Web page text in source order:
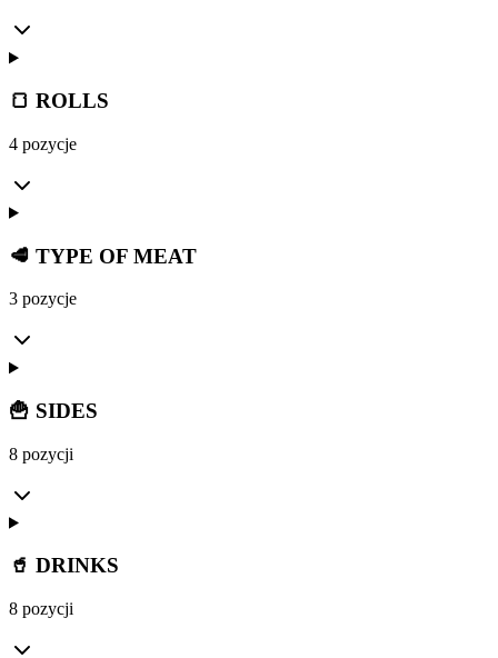
🍞 ROLLS
4 pozycje
🥩 TYPE OF MEAT
3 pozycje
🍟 SIDES
8 pozycji
🥤 DRINKS
8 pozycji